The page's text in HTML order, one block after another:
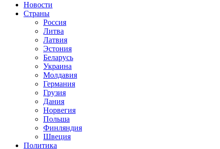
Новости
Страны
Россия
Литва
Латвия
Эстония
Беларусь
Украина
Молдавия
Германия
Грузия
Дания
Норвегия
Польша
Финляндия
Швеция
Политика